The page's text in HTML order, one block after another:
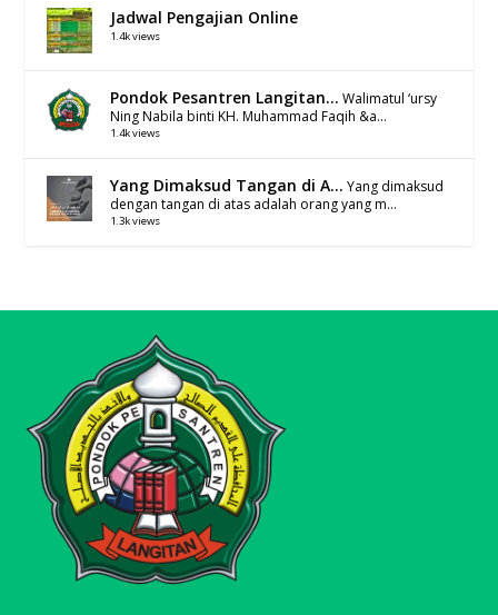
Jadwal Pengajian Online
1.4k views
Pondok Pesantren Langitan... Walimatul ‘ursy
Ning Nabila binti KH. Muhammad Faqih &a...
1.4k views
Yang Dimaksud Tangan di A... Yang dimaksud
dengan tangan di atas adalah orang yang m...
1.3k views